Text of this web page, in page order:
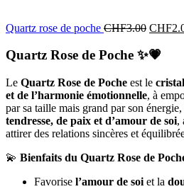
Quartz rose de poche CHF3.00 CHF
Quartz Rose de Poche ✨💗
Le Quartz Rose de Poche est le
et de l’harmonie émotionnelle, à
par sa taille mais grand par son
tendresse, de paix et d’amour de soi,
attirer des relations sincères et
💫 Bienfaits du Quartz Rose de
Favorise l’amour de soi et la